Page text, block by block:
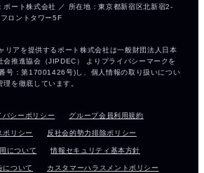
バシーポリシー グループ会員利用規約
ポリシー 反社会的勢力排除ポリシー
について 情報セキュリティ基本方針
について カスタマーハラスメントポリシー